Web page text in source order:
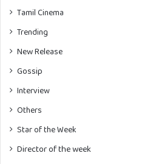
Tamil Cinema
Trending
New Release
Gossip
Interview
Others
Star of the Week
Director of the week